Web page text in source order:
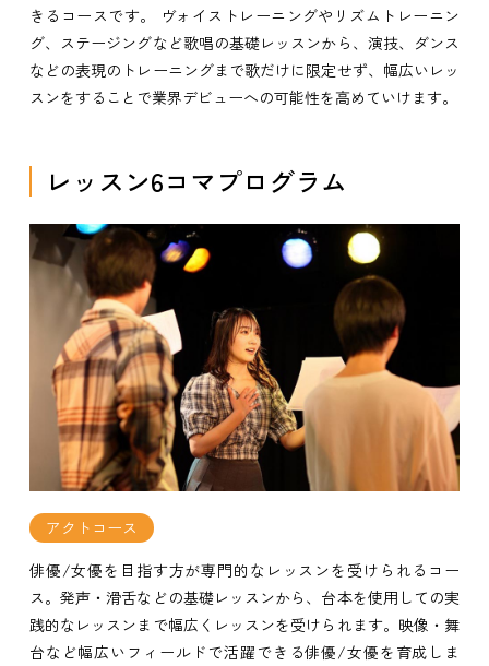
きるコースです。 ヴォイストレーニングやリズムトレーニン
グ、ステージングなど歌唱の基礎レッスンから、演技、ダンス
などの表現のトレーニングまで歌だけに限定せず、幅広いレッ
スンをすることで業界デビューへの可能性を高めていけます。
レッスン6コマプログラム
アクトコース
俳優/女優を目指す方が専門的なレッスンを受けられるコー
ス。発声・滑舌などの基礎レッスンから、台本を使用しての実
践的なレッスンまで幅広くレッスンを受けられます。映像・舞
台など幅広いフィールドで活躍できる俳優/女優を育成しま